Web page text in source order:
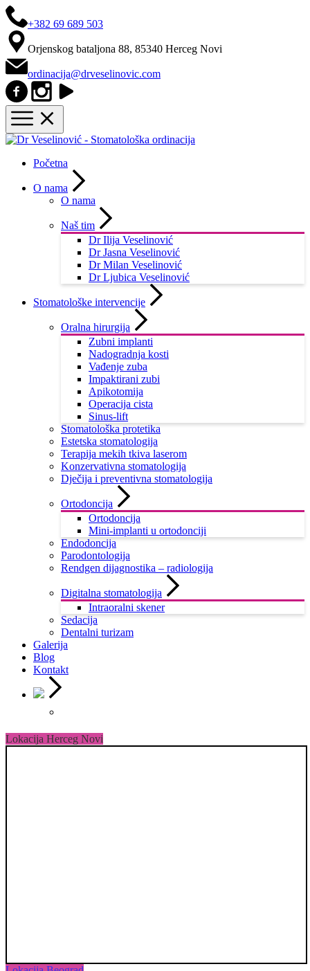
+382 69 689 503
Orjenskog bataljona 88, 85340 Herceg Novi
ordinacija@drveselinovic.com
Početna
O nama
O nama
Naš tim
Dr Ilija Veselinović
Dr Jasna Veselinović
Dr Milan Veselinović
Dr Ljubica Veselinović
Stomatološke intervencije
Oralna hirurgija
Zubni implanti
Nadogradnja kosti
Vađenje zuba
Impaktirani zubi
Apikotomija
Operacija cista
Sinus-lift
Stomatološka protetika
Estetska stomatologija
Terapija mekih tkiva laserom
Konzervativna stomatologija
Dječija i preventivna stomatologija
Ortodoncija
Ortodoncija
Mini-implanti u ortodonciji
Endodoncija
Parodontologija
Rendgen dijagnostika – radiologija
Digitalna stomatologija
Intraoralni skener
Sedacija
Dentalni turizam
Galerija
Blog
Kontakt
Lokacija Herceg Novi